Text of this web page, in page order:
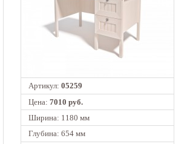
Артикул: 05259
Цена: 7010 руб.
Ширина: 1180 мм
Глубина: 654 мм